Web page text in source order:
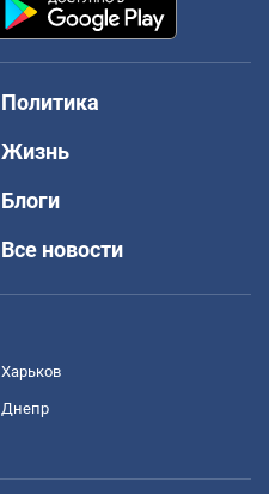
Политика
Жизнь
Блоги
Все новости
Харьков
Днепр